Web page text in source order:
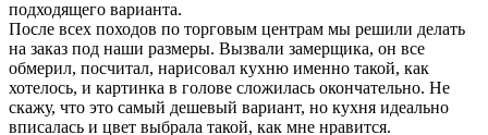
подходящего варианта.
После всех походов по торговым центрам мы решили делать
на заказ под наши размеры. Вызвали замерщика, он все
обмерил, посчитал, нарисовал кухню именно такой, как
хотелось, и картинка в голове сложилась окончательно. Не
скажу, что это самый дешевый вариант, но кухня идеально
вписалась и цвет выбрала такой, как мне нравится.